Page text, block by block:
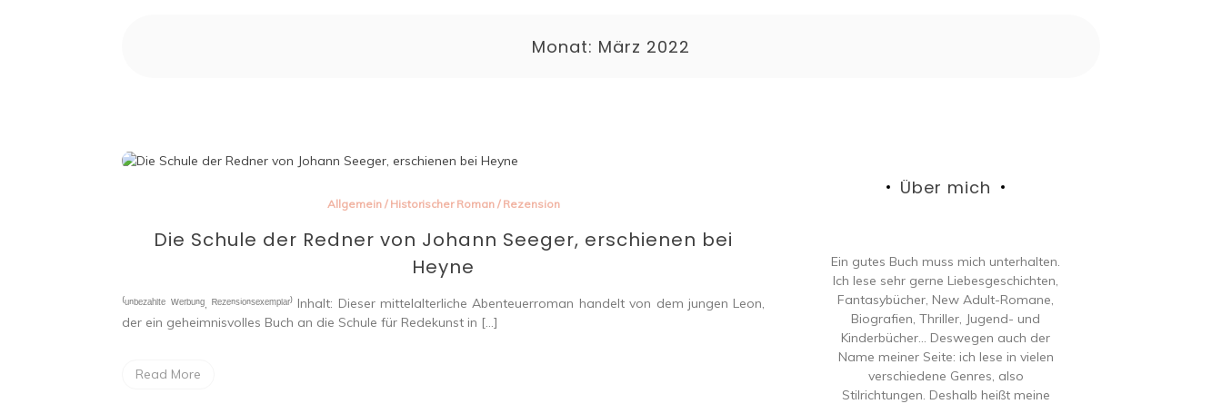
Monat: März 2022
Allgemein/ Historischer Roman/ Rezension
Die Schule der Redner von Johann Seeger, erschienen bei
Heyne
⁽ᵘⁿᵇᵉᶻᵃʰˡᵗᵉ ᵂᵉʳᵇᵘⁿᵍ, ᴿᵉᶻᵉⁿˢⁱᵒⁿˢᵉˣᵉᵐᵖˡᵃʳ⁾ Inhalt: Dieser mittelalterliche Abenteuerroman handelt von dem jungen Leon,
der ein geheimnisvolles Buch an die Schule für Redekunst in […]
Read More
Über mich
Ein gutes Buch muss mich unterhalten.
Ich lese sehr gerne Liebesgeschichten,
Fantasybücher, New Adult-Romane,
Biografien, Thriller, Jugend- und
Kinderbücher… Deswegen auch der
Name meiner Seite: ich lese in vielen
verschiedene Genres, also
Stilrichtungen. Deshalb heißt meine